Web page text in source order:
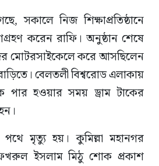
সকালে নিজ শিক্ষাপ্রতিষ্ঠানে
মোটরসাইকেলে করে আসছিলেন
বেলতলী বিশ্বরোড এলাকায়
পার হওয়ার সময় ড্রাম টাকের
পথে মৃত্যু হয়। কুমিল্লা মহানগর
ফখরুল ইসলাম মিঠু শোক প্রকাশ